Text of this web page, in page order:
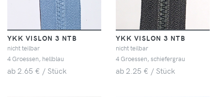
YKK VISLON 3 NTB
nicht teilbar
4 Groessen, hellblau
ab 2.65 € / Stück
YKK VISLON 3 NTB
nicht teilbar
4 Groessen, schiefergrau
ab 2.25 € / Stück